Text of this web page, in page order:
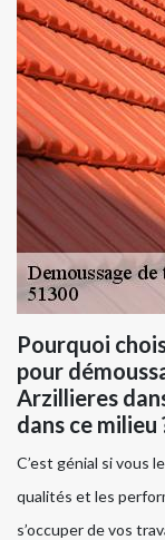
Pourquoi
pour
Arzillieres
dans ce milieu
C’est génial si vous
qualités et les
s’occuper de vos